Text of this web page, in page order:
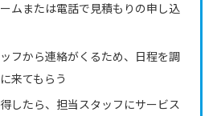
ムまたは電話で見積もりの申し込
フから連絡がくるため、日程を調
来てもらう
したら、担当スタッフにサービス